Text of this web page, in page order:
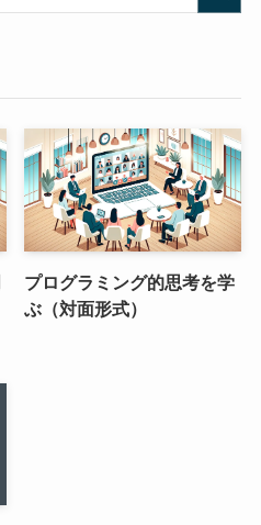
プログラミング的思考を学
ぶ（対面形式）